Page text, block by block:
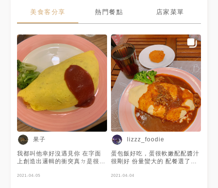
美食客分享 熱門餐點 店家菜單
果子
我都叫他幸好沒遇見你 在字面
上創造出邏輯的衝突真ㄉ是很好
二次有吃到裡面的滑蛋 所以印
2021-04-05
lizzz_foodie
蛋包飯好吃，蛋很軟嫩配配醬汁
很剛好 份量蠻大的 配餐選了起
冰，常溫的所以喝起來感覺很甜
2021-04-04